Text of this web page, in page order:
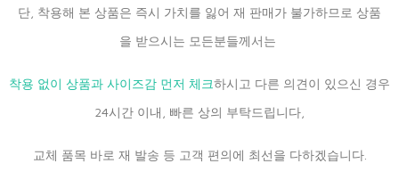
단, 착용해 본 상품은 즉시 가치를 잃어 재 판매가 불가하므로 상품
을 받으시는 모든분들께서는
착용 없이 상품과 사이즈감 먼저 체크하시고 다른 의견이 있으신 경우
24시간 이내, 빠른 상의 부탁드립니다,
교체 품목 바로 재 발송 등 고객 편의에 최선을 다하겠습니다.